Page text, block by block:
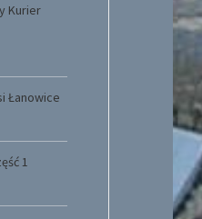
Kurier
Łanowice
1